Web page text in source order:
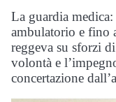
La guardia
ambulatorio e fino
reggeva su sforzi
volontà e
concertazione